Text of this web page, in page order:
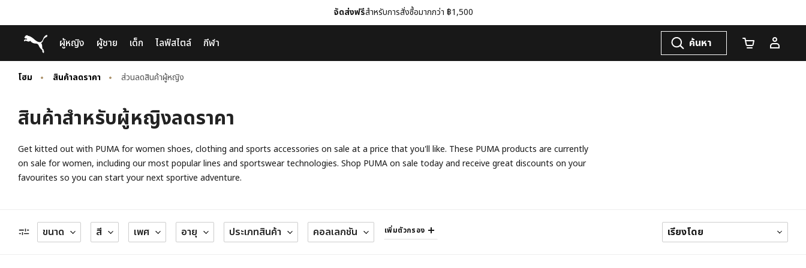
to
Main
content
to
Footer
Content
จัดส่งฟรีสำหรับการสั่งซื้อมากกว่า ฿1,500
Puma โฮม
ผู้หญิง ผู้ชาย เด็ก ไลฟ์สไตล์ กีฬา ค้นหา จำนวนรถเข็น
โฮม สินค้าลดราคา ส่วนลดสินค้าผู้หญิง
สินค้าสำหรับผู้หญิงลดราคา
Get kitted out with PUMA for women shoes, clothing and sports accessories on sale at a price that you'll like. These PUMA products are currently
on sale for women, including our most popular lines and sportswear technologies. Shop PUMA on sale today and receive great discounts on your
favourites so you can start your next sportive adventure.
ขนาด สี เพศ อายุ ประเภทสินค้า คอลเลกชัน เพิ่มตัวกรอง